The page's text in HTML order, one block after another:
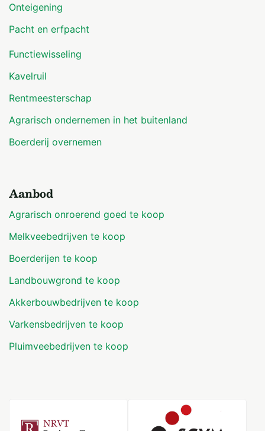
Onteigening
Pacht en erfpacht
Functiewisseling
Kavelruil
Rentmeesterschap
Agrarisch ondernemen in het buitenland
Boerderij overnemen
Aanbod
Agrarisch onroerend goed te koop
Melkveebedrijven te koop
Boerderijen te koop
Landbouwgrond te koop
Akkerbouwbedrijven te koop
Varkensbedrijven te koop
Pluimveebedrijven te koop